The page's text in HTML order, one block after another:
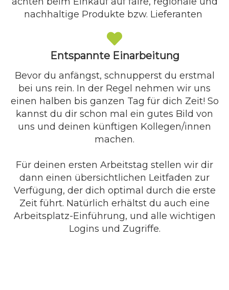
nachhaltige Produkte bzw. Lieferanten
Entspannte Einarbeitung
Bevor du anfängst, schnupperst du erstmal
bei uns rein. In der Regel nehmen wir uns
einen halben bis ganzen Tag für dich Zeit! So
kannst du dir schon mal ein gutes Bild von
uns und deinen künftigen Kollegen/innen
machen.
Für deinen ersten Arbeitstag stellen wir dir
dann einen übersichtlichen Leitfaden zur
Verfügung, der dich optimal durch die erste
Zeit führt. Natürlich erhältst du auch eine
Arbeitsplatz-Einführung, und alle wichtigen
Logins und Zugriffe.